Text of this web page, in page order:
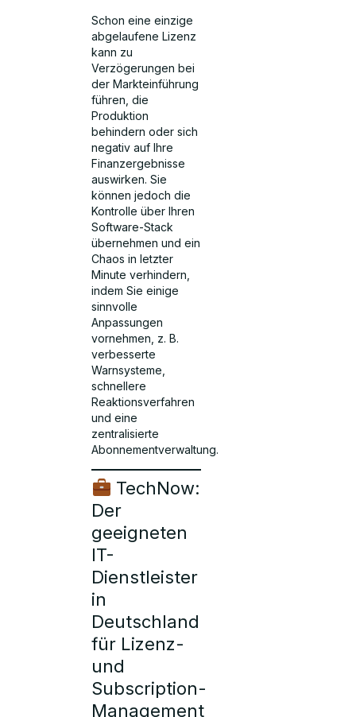
Schon eine einzige
abgelaufene Lizenz
kann zu
Verzögerungen bei
der Markteinführung
führen, die
Produktion
behindern oder sich
negativ auf Ihre
Finanzergebnisse
auswirken. Sie
können jedoch die
Kontrolle über Ihren
Software-Stack
übernehmen und ein
Chaos in letzter
Minute verhindern,
indem Sie einige
sinnvolle
Anpassungen
vornehmen, z. B.
verbesserte
Warnsysteme,
schnellere
Reaktionsverfahren
und eine
zentralisierte
Abonnementverwaltung.
TechNow:
Der
geeigneten
IT-
Dienstleister
in
Deutschland
für Lizenz-
und
Subscription-
Management